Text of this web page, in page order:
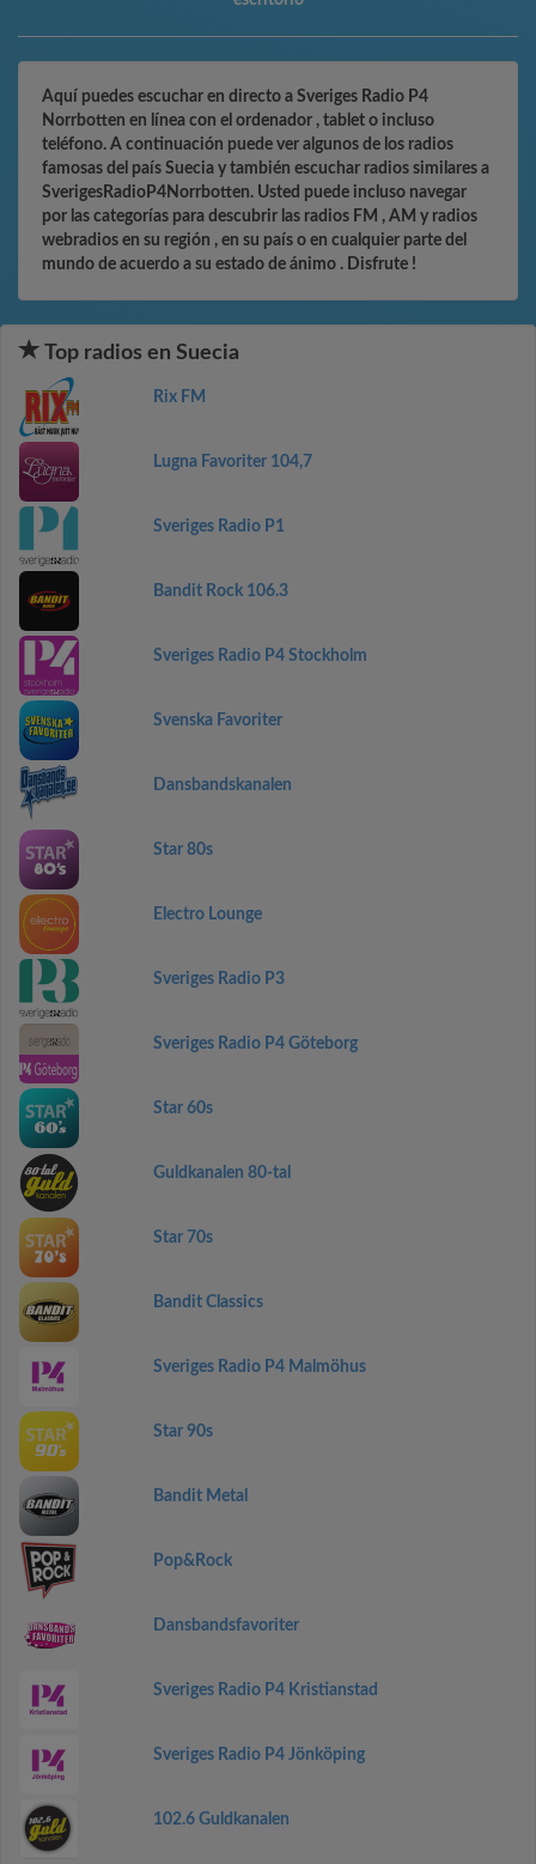
Aquí puedes escuchar en directo a Sveriges Radio P4
Norrbotten en línea con el ordenador , tablet o incluso
teléfono. A continuación puede ver algunos de los radios
famosas del país Suecia y también escuchar radios similares a
SverigesRadioP4Norrbotten. Usted puede incluso navegar
por las categorías para descubrir las radios FM , AM y radios
webradios en su región , en su país o en cualquier parte del
mundo de acuerdo a su estado de ánimo . Disfrute !
Top radios en Suecia
Rix FM
Lugna Favoriter 104,7
Sveriges Radio P1
Bandit Rock 106.3
Sveriges Radio P4 Stockholm
Svenska Favoriter
Dansbandskanalen
Star 80s
Electro Lounge
Sveriges Radio P3
Sveriges Radio P4 Göteborg
Star 60s
Guldkanalen 80-tal
Star 70s
Bandit Classics
Sveriges Radio P4 Malmöhus
Star 90s
Bandit Metal
Pop&Rock
Dansbandsfavoriter
Sveriges Radio P4 Kristianstad
Sveriges Radio P4 Jönköping
102.6 Guldkanalen